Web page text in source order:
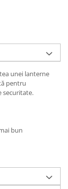
unei lanterne
pentru
securitate.
bun